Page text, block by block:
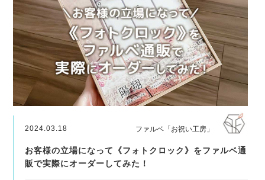
ファルベ「お祝い工房」
2024.03.18
お客様の立場になって《フォトクロック》をファルベ通
販で実際にオーダーしてみた！